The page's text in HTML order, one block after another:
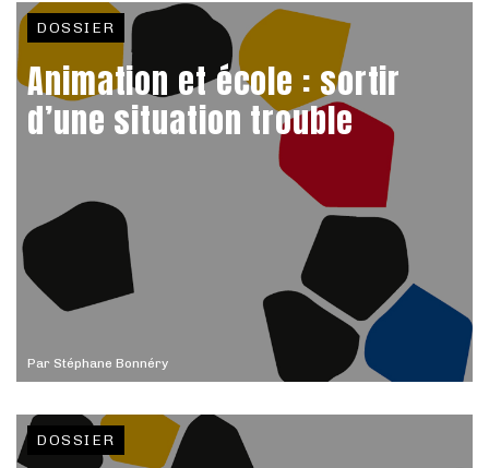
Par Stéphane Bonnéry
DOSSIER
Animation et école : sortir
d’une situation trouble
DOSSIER